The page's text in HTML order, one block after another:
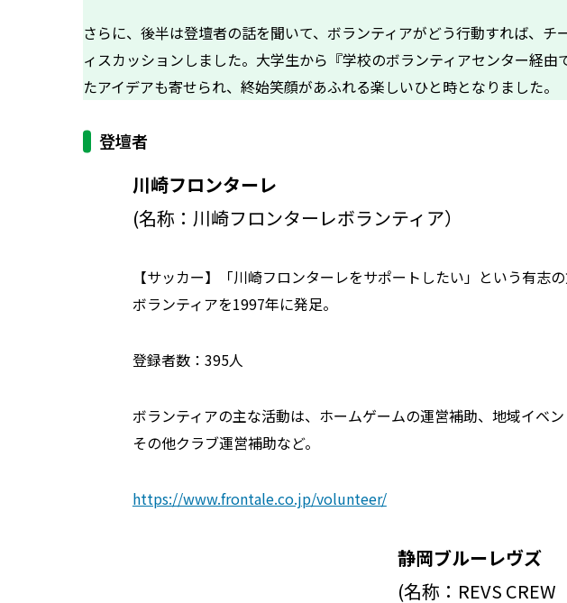
さらに、後半は登壇者の話を聞いて、ボランティアがどう行動すれば、
ィスカッションしました。大学生から『学校のボランティアセンター経
たアイデアも寄せられ、終始笑顔があふれる楽しいひと時となりました。
登壇者
川崎フロンターレ
(名称：川崎フロンターレボランティア）
【サッカー】「川崎フロンターレをサポートしたい」という有志の
ボランティアを1997年に発足。
登録者数：395人
ボランティアの主な活動は、ホームゲームの運営補助、地域イベン
その他クラブ運営補助など。
https://www.frontale.co.jp/volunteer/
静岡ブルーレヴズ
(名称：REVS